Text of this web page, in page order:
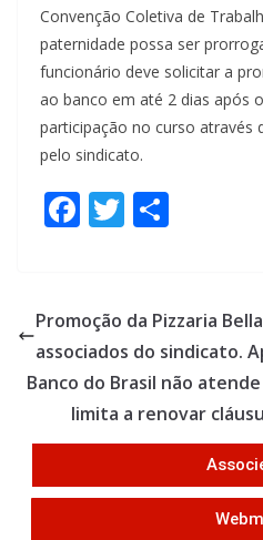
Convenção Coletiva de
paternidade possa ser
funcionário deve solicitar a
ao banco em até 2 dias após
participação no curso através
pelo sindicato.
F
b
o
o
k
T
er e
Promoção da Pizzaria
associados do sindicato.
Banco do Brasil não
limita a renovar